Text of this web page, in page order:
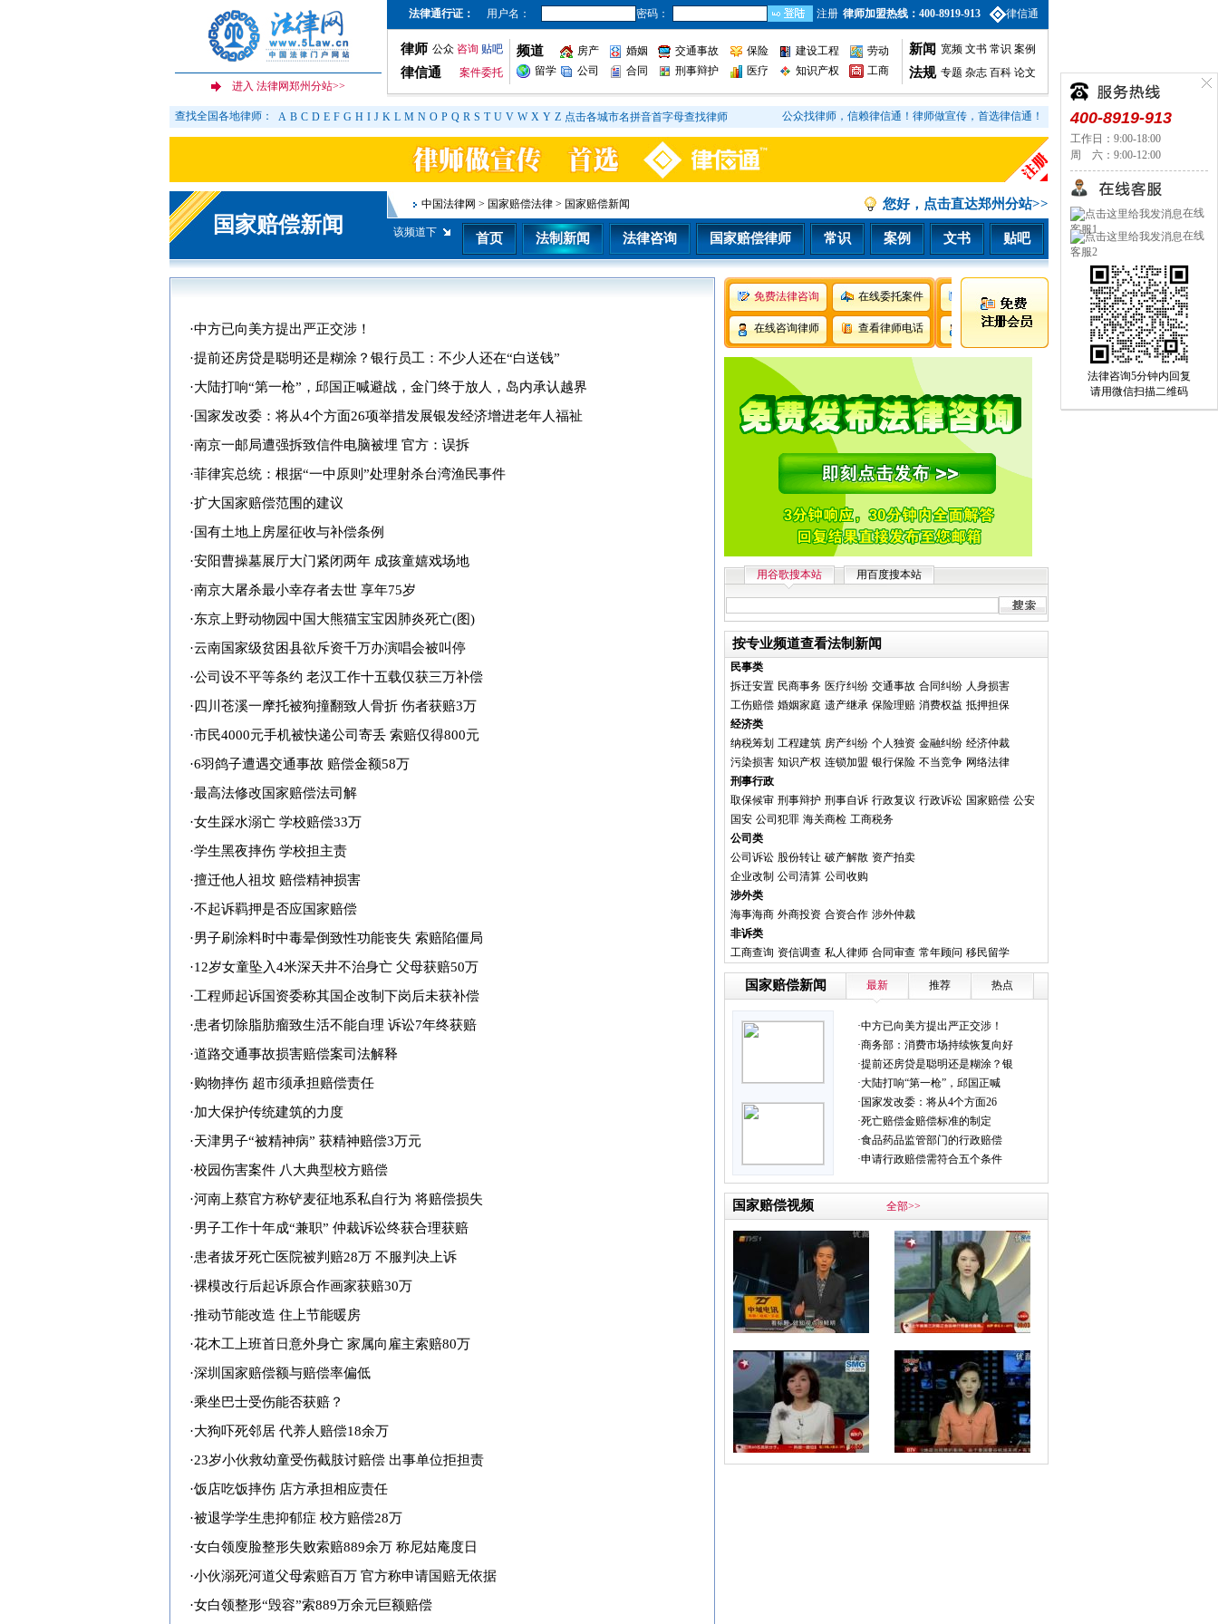
法律通行证： 用户名： 密码： 注册 律师加盟热线：400-8919-913 律信通
律师 公众 咨询 贴吧
律信通 案件委托
频道 房产 婚姻 交通事故 保险 建设工程
劳动
留学
公司 合同 刑事辩护 医疗 知识产权 工商
新闻 宽频 文书 常识 案例
法规 专题 杂志 百科论文
查找全国各地律师： A B C D E F G H I J K L M N O P Q R S T U V W X Y Z 点击各城市名拼音首字母查找律师 公众找律师，信赖律信通！律师做宣传，首选律信通！
国家赔偿新闻
中国法律网 > 国家赔偿法律 > 国家赔偿新闻 您好，点击直达郑州分站>>
该频道下 首页 法制新闻 法律咨询 国家赔偿律师 常识 案例 文书 贴吧
·中方已向美方提出严正交涉！
·提前还房贷是聪明还是糊涂？银行员工：不少人还在“白送钱”
·大陆打响“第一枪”，邱国正喊避战，金门终于放人，岛内承认越界
· 国家发改委：将从4个方面26项举措发展银发经济增进老年人福祉
·南京一邮局遭强拆致信件电脑被埋 官方：误拆
·菲律宾总统：根据“一中原则”处理射杀台湾渔民事件
·扩大国家赔偿范围的建议
· 国有土地上房屋征收与补偿条例
·安阳曹操墓展厅大门紧闭两年 成孩童嬉戏场地
·南京大屠杀最小幸存者去世 享年75岁
·东京上野动物园中国大熊猫宝宝因肺炎死亡(图)
·云南国家级贫困县欲斥资千万办演唱会被叫停
·公司设不平等条约 老汉工作十五载仅获三万补偿
· 四川苍溪一摩托被狗撞翻致人骨折 伤者获赔3万
·市民4000元手机被快递公司寄丢 索赔仅得800元
·6羽鸽子遭遇交通事故 赔偿金额58万
·最高法修改国家赔偿法司解
·女生踩水溺亡 学校赔偿33万
·学生黑夜摔伤 学校担主责
·擅迁他人祖坟 赔偿精神损害
·不起诉羁押是否应国家赔偿
·男子刷涂料时中毒晕倒致性功能丧失 索赔陷僵局
·12岁女童坠入4米深天井不治身亡 父母获赔50万
·工程师起诉国资委称其国企改制下岗后未获补偿
·患者切除脂肪瘤致生活不能自理 诉讼7年终获赔
·道路交通事故损害赔偿案司法解释
·购物摔伤 超市须承担赔偿责任
·加大保护传统建筑的力度
·天津男子“被精神病” 获精神赔偿3万元
·校园伤害案件 八大典型校方赔偿
·河南上蔡官方称铲麦征地系私自行为 将赔偿损失
·男子工作十年成“兼职” 仲裁诉讼终获合理获赔
·患者拔牙死亡医院被判赔28万 不服判决上诉
·裸模改行后起诉原合作画家获赔30万
·推动节能改造 住上节能暖房
·花木工上班首日意外身亡 家属向雇主索赔80万
·深圳国家赔偿额与赔偿率偏低
·乘坐巴士受伤能否获赔？
·大狗吓死邻居 代养人赔偿18余万
·23岁小伙救幼童受伤截肢讨赔偿 出事单位拒担责
·饭店吃饭摔伤 店方承担相应责任
·被退学学生患抑郁症 校方赔偿28万
·女白领廋脸整形失败索赔889余万 称尼姑庵度日
·小伙溺死河道父母索赔百万 官方称申请国赔无依据
·女白领整形“毁容”索889万余元巨额赔偿
免费法律咨询 在线委托案件
在线咨询律师 查看律师电话
用谷歌搜本站 用百度搜本站
按专业频道查看法制新闻
民事类
拆迁安置 民商事务 医疗纠纷 交通事故 合同纠纷 人身损害
工伤赔偿 婚姻家庭 遗产继承 保险理赔 消费权益 抵押担保
经济类
纳税筹划 工程建筑 房产纠纷 个人独资 金融纠纷 经济仲裁
污染损害 知识产权 连锁加盟 银行保险 不当竞争 网络法律
刑事行政
取保候审 刑事辩护 刑事自诉 行政复议 行政诉讼 国家赔偿 公安
国安 公司犯罪 海关商检 工商税务
公司类
公司诉讼 股份转让 破产解散 资产拍卖
企业改制 公司清算 公司收购
涉外类
海事海商 外商投资 合资合作 涉外仲裁
非诉类
工商查询 资信调查 私人律师 合同审查 常年顾问 移民留学
国家赔偿新闻 最新 推荐 热点
·中方已向美方提出严正交涉！
·商务部：消费市场持续恢复向好
·提前还房贷是聪明还是糊涂？银
·大陆打响“第一枪”，邱国正喊
·国家发改委：将从4个方面26
·死亡赔偿金赔偿标准的制定
·食品药品监管部门的行政赔偿
·申请行政赔偿需符合五个条件
国家赔偿视频 全部>>
400-8919-913
工作日：9:00-18:00
周 六：9:00-12:00
在线
客服1
在线
客服2
法律咨询5分钟内回复
请用微信扫描二维码